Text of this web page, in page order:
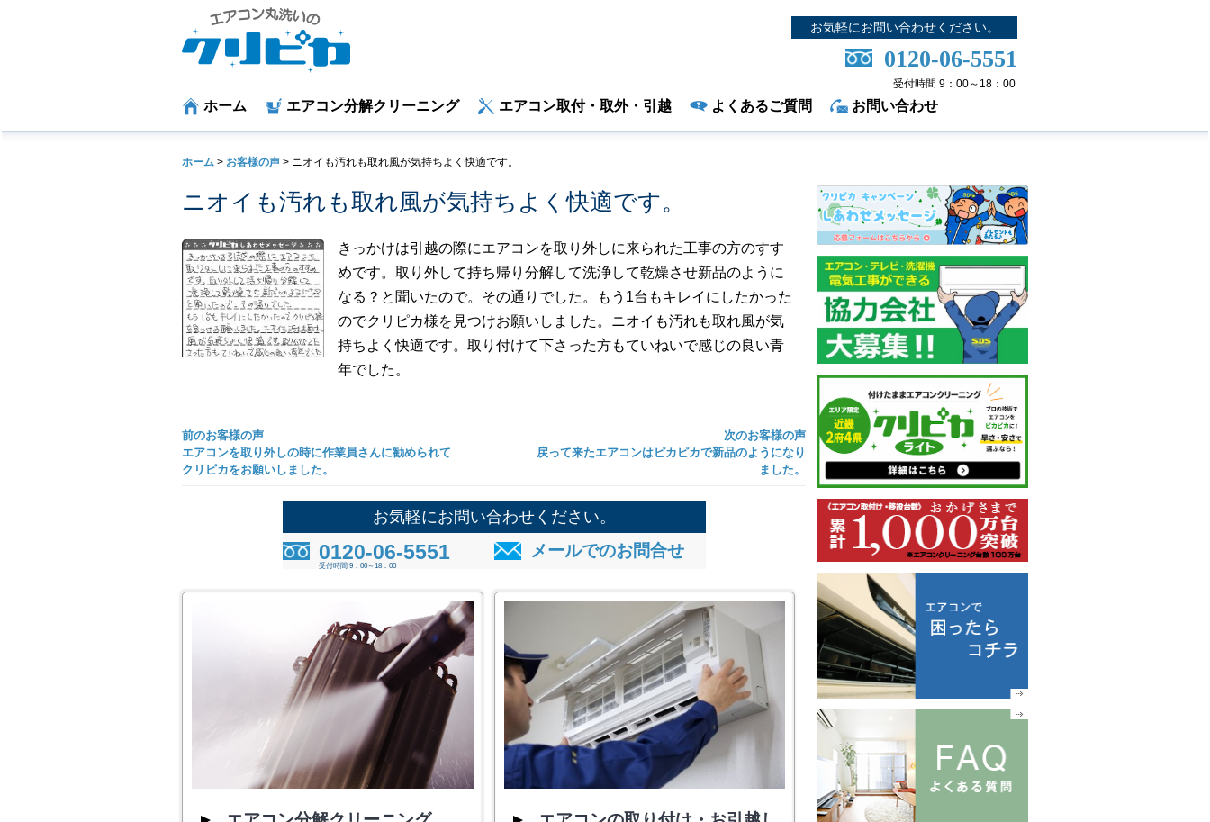
お気軽にお問い合わせください。
0120-06-5551
受付時間 9：00～18：00
ホーム エアコン分解クリーニング エアコン取付・取外・引越 よくあるご質問 お問い合わせ
ホーム > お客様の声 > ニオイも汚れも取れ風が気持ちよく快適です。
ニオイも汚れも取れ風が気持ちよく快適です。
きっかけは引越の際にエアコンを取り外しに来られた工事の方のすす
めです。取り外して持ち帰り分解して洗浄して乾燥させ新品のように
なる？と聞いたので。その通りでした。もう1台もキレイにしたかった
のでクリピカ様を見つけお願いしました。ニオイも汚れも取れ風が気
持ちよく快適です。取り付けて下さった方もていねいで感じの良い青
年でした。
次のお客様の声
戻って来たエアコンはピカピカで新品のようになり
ました。
前のお客様の声
エアコンを取り外しの時に作業員さんに勧められて
クリピカをお願いしました。
お気軽にお問い合わせください。
0120-06-5551
受付時間 9：00～18：00
メールでのお問合せ